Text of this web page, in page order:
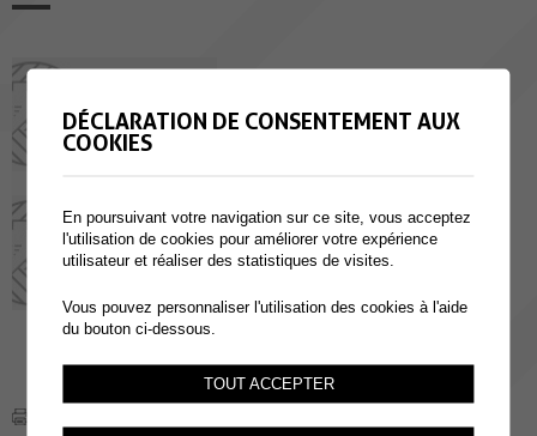
Remplaçants EP (1H à 8H)
Remplaçants CO
DÉCLARATION DE CONSENTEMENT AUX
COOKIES
En poursuivant votre navigation sur ce site, vous acceptez
l'utilisation de cookies pour améliorer votre expérience
utilisateur et réaliser des statistiques de visites.
Vous pouvez personnaliser l'utilisation des cookies à l'aide
du bouton ci-dessous.
TOUT ACCEPTER